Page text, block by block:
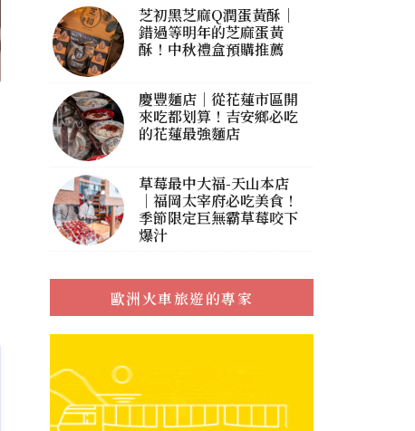
芝初黑芝麻Q潤蛋黃酥｜
錯過等明年的芝麻蛋黃
酥！中秋禮盒預購推薦
慶豐麵店｜從花蓮市區開
來吃都划算！吉安鄉必吃
的花蓮最強麵店
草莓最中大福-天山本店
｜福岡太宰府必吃美食！
季節限定巨無霸草莓咬下
爆汁
歐洲火車旅遊的專家